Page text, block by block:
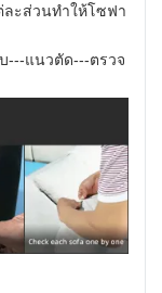
ละส่วนทำให้โซฟา
---แนวตัด---ตรวจ